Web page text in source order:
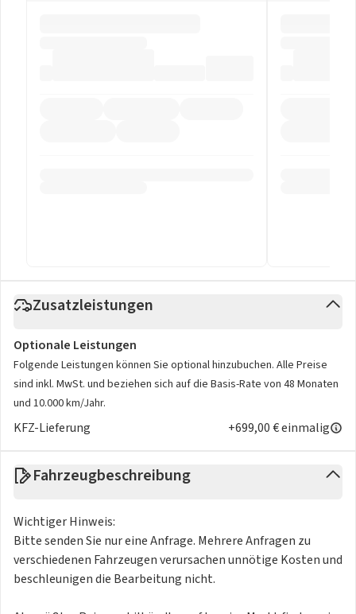
Zusatzleistungen
Optionale Leistungen
Folgende Leistungen können Sie optional hinzubuchen. Alle Preise
sind inkl. MwSt. und beziehen sich auf die Basis-Rate von 48 Monaten
und 10.000 km/Jahr.
KFZ-Lieferung +699,00 € einmalig
Fahrzeugbeschreibung
Wichtiger Hinweis:
Bitte senden Sie nur eine Anfrage. Mehrere Anfragen zu
verschiedenen Fahrzeugen verursachen unnötige Kosten und
beschleunigen die Bearbeitung nicht.